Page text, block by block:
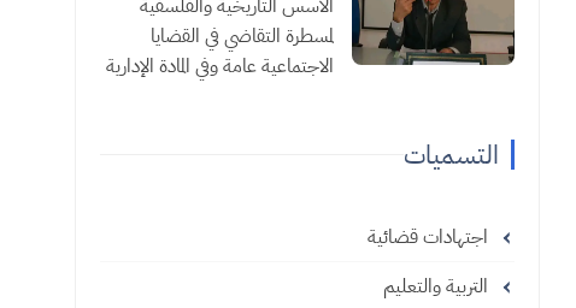
الأسس التاريخية والفلسفية
لمسطرة التقاضي في القضايا
الاجتماعية عامة وفي المادة الإدارية
التسميات
اجتهادات قضائية
التربية والتعليم